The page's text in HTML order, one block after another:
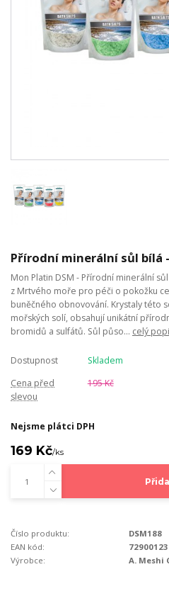
Přírodní minerální sůl bílá
Mon Platin DSM - Přírodní minerální
z Mrtvého moře pro péči o pokožku
buněčného obnovování. Krystaly této
mořských solí, obsahují unikátní
bromidů a sulfátů. Sůl půso... celý
Dostupnost
Skladem
Cena před
slevou
195 Kč
Nejsme plátci DPH
169 Kč/ks
Číslo produktu:
DSM188
EAN kód:
Výrobce:
A. Meshi